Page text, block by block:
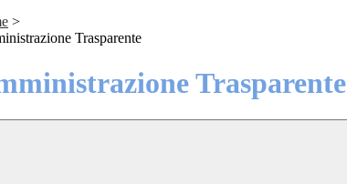
>
Trasparente
Trasparente